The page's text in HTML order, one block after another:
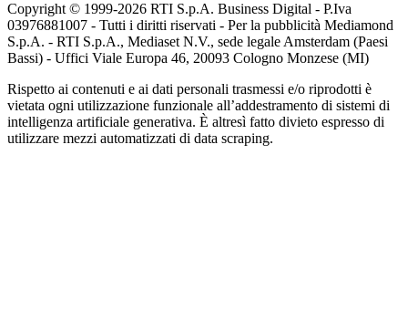
Copyright © 1999-2026 RTI S.p.A. Business Digital - P.Iva
03976881007 - Tutti i diritti riservati - Per la pubblicità Mediamond
S.p.A. - RTI S.p.A., Mediaset N.V., sede legale Amsterdam (Paesi
Bassi) - Uffici Viale Europa 46, 20093 Cologno Monzese (MI)
Rispetto ai contenuti e ai dati personali trasmessi e/o riprodotti è
vietata ogni utilizzazione funzionale all’addestramento di sistemi di
intelligenza artificiale generativa. È altresì fatto divieto espresso di
utilizzare mezzi automatizzati di data scraping.